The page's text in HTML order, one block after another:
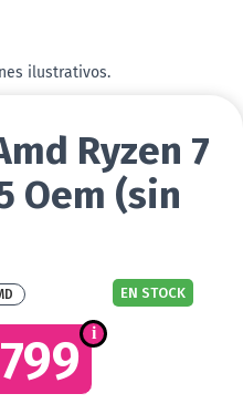
ilustrativos.
Ryzen 7
Oem (sin
EN STOCK